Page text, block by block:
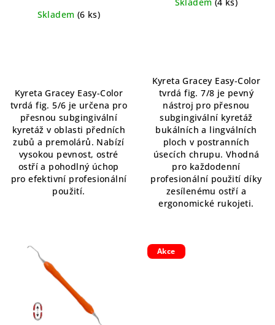
Skladem (6 ks)
Kyreta Gracey Easy-Color
tvrdá fig. 5/6 je určena pro
přesnou subgingivální
kyretáž v oblasti předních
zubů a premolárů. Nabízí
vysokou pevnost, ostré
ostří a pohodlný úchop
pro efektivní profesionální
použití.
Skladem (4 ks)
Kyreta Gracey Easy-Color
tvrdá fig. 7/8 je pevný
nástroj pro přesnou
subgingivální kyretáž
bukálních a lingválních
ploch v postranních
úsecích chrupu. Vhodná
pro každodenní
profesionální použití díky
zesílenému ostří a
ergonomické rukojeti.
Akce